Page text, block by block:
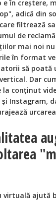
e în creștere,
adică din
filtrează
de
mai noi
în format
să
Dar
conținut
și Instagram,
ajută